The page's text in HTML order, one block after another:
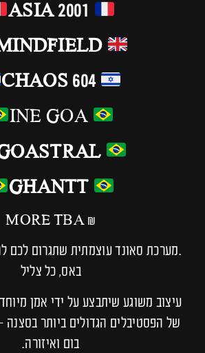
ASIA 2001
CHAOS 604
INE GOA
GHANTT
& MORE TBA
.מערכת סאונד עוצמתית שתגרום לכם
באס, כל צליל
עיצוב משוגע שיתבצע על ידי אמן
של הפסטיבלים הגדולים ביותר בסצנה –
בום ואיזורה.